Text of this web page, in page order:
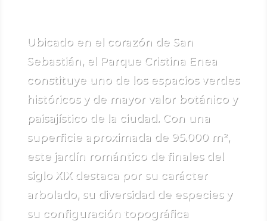
Ubicado en el corazón de San
Sebastián, el Parque Cristina Enea
constituye uno de los espacios verdes
históricos y de mayor valor botánico y
paisajístico de la ciudad. Con una
superficie aproximada de 95.000 m²,
este jardín romántico de finales del
siglo XIX destaca por su carácter
arbolado, su diversidad de especies y
su configuración topográfica